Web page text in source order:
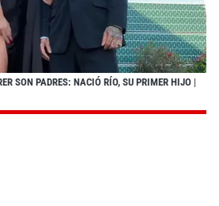
SON PADRES: NACIÓ RÍO, SU PRIMER HIJO |